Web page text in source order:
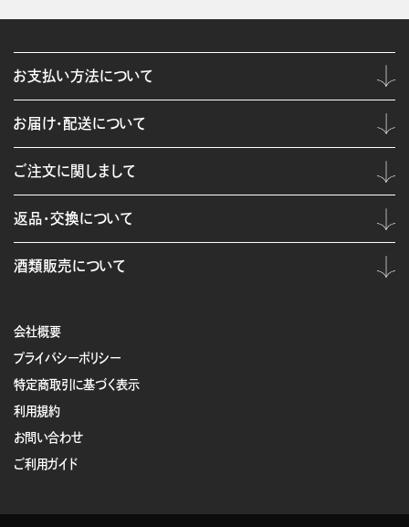
会社概要
プライバシーポリシー
特定商取引に基づく表示
利用規約
お問い合わせ
ご利用ガイド
お支払い方法について
お届け・配送について
ご注文に関しまして
返品・交換について
酒類販売について